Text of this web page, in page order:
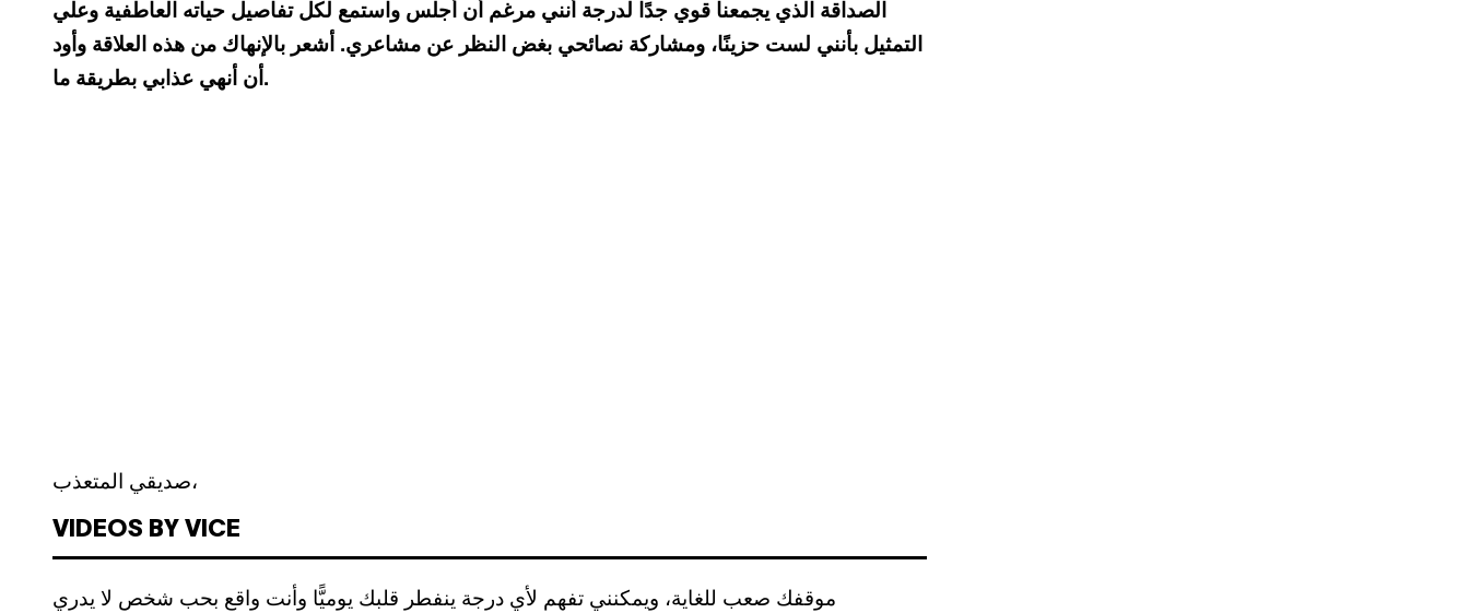
الصداقة الذي يجمعنا قوي جدًا لدرجة أنني مرغم أن أجلس واستمع لكل تفاصيل حياته العاطفية وعلي
التمثيل بأنني لست حزينًا، ومشاركة نصائحي بغض النظر عن مشاعري. أشعر بالإنهاك من هذه العلاقة وأود
أن أنهي عذابي بطريقة ما.
صديقي المتعذب،
VIDEOS BY VICE
موقفك صعب للغاية، ويمكنني تفهم لأي درجة ينفطر قلبك يوميًّا وأنت واقع بحب شخص لا يدري